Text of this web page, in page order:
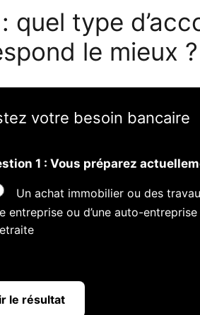
quel type
le mieux ?
votre besoin bancaire
1 : Vous préparez
Un achat immobilier ou des
entreprise ou d’une auto-entreprise
le résultat